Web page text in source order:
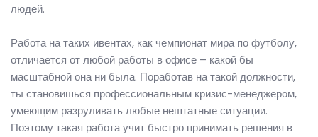
людей.
Работа на таких ивентах, как чемпионат мира по футболу,
отличается от любой работы в офисе – какой бы
масштабной она ни была. Поработав на такой должности,
ты становишься профессиональным кризис-менеджером,
умеющим разруливать любые нештатные ситуации.
Поэтому такая работа учит быстро принимать решения в